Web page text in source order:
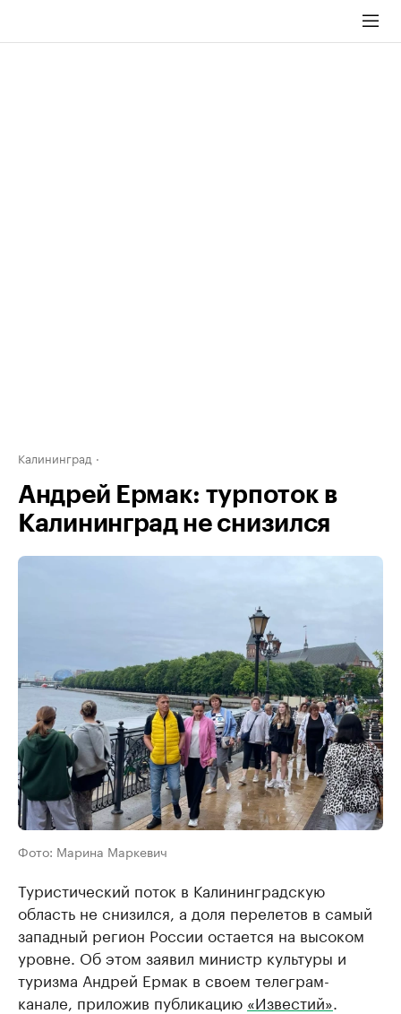
Калининград
Андрей Ермак: турпоток в
Калининград не снизился
Фото: Марина Маркевич
Туристический поток в Калининградскую
область не снизился, а доля перелетов в самый
западный регион России остается на высоком
уровне. Об этом заявил министр культуры и
туризма Андрей Ермак в своем телеграм-
канале, приложив публикацию «Известий»